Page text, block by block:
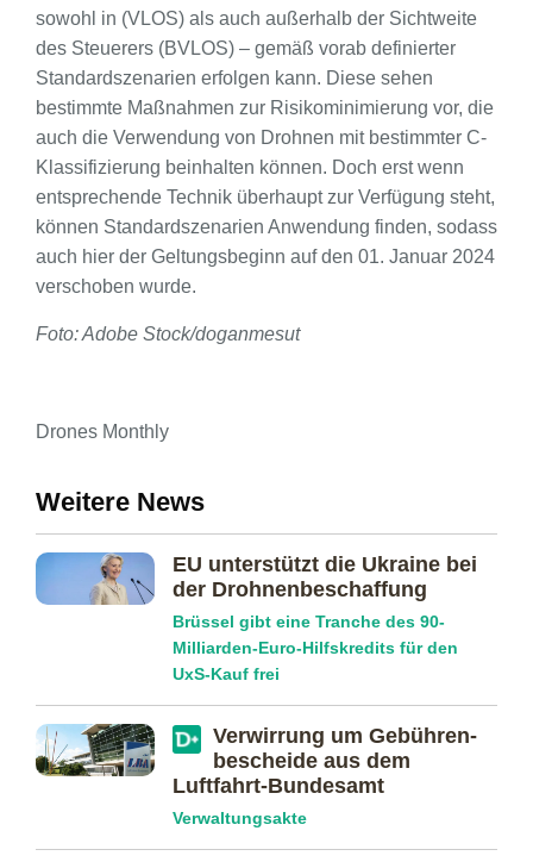
sowohl in (VLOS) als auch außerhalb der Sichtweite
des Steuerers (BVLOS) – gemäß vorab definierter
Standardszenarien erfolgen kann. Diese sehen
bestimmte Maßnahmen zur Risikominimierung vor, die
auch die Verwendung von Drohnen mit bestimmter C-
Klassifizierung beinhalten können. Doch erst wenn
entsprechende Technik überhaupt zur Verfügung steht,
können Standardszenarien Anwendung finden, sodass
auch hier der Geltungsbeginn auf den 01. Januar 2024
verschoben wurde.
Foto: Adobe Stock/doganmesut
Drones Monthly
Weitere News
EU unterstützt die Ukraine bei
der Drohnen­beschaffung
Brüssel gibt eine Tranche des 90-
Milliarden-Euro-Hilfskredits für den
UxS-Kauf frei
Verwirrung um Gebühren­
bescheide aus dem
Luftfahrt-Bundesamt
Verwaltungsakte